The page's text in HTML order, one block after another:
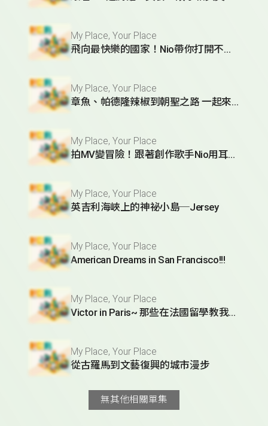
My Place, Your Place
飛向最快樂的國家！Nio帶你打開不丹的幸福密碼
My Place, Your Place
章魚、帕德隆辣椒到朝聖之路 一起來認識Galicia
My Place, Your Place
拍MV變冒險！跟著創作歌手Nio用耳朵旅行胡志明
My Place, Your Place
英吉利海峽上的神祕小島─Jersey
My Place, Your Place
American Dreams in San Francisco!!!
My Place, Your Place
Victor in Paris~ 那些在法國留學教我的事
My Place, Your Place
從古羅馬到文藝復興的城市漫步
無其他相關單集